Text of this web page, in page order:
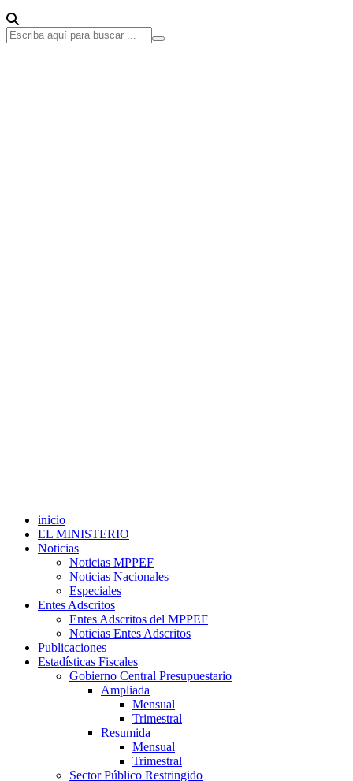
inicio
EL MINISTERIO
Noticias
Noticias MPPEF
Noticias Nacionales
Especiales
Entes Adscritos
Entes Adscritos del MPPEF
Noticias Entes Adscritos
Publicaciones
Estadísticas Fiscales
Gobierno Central Presupuestario
Ampliada
Mensual
Trimestral
Resumida
Mensual
Trimestral
Sector Público Restringido